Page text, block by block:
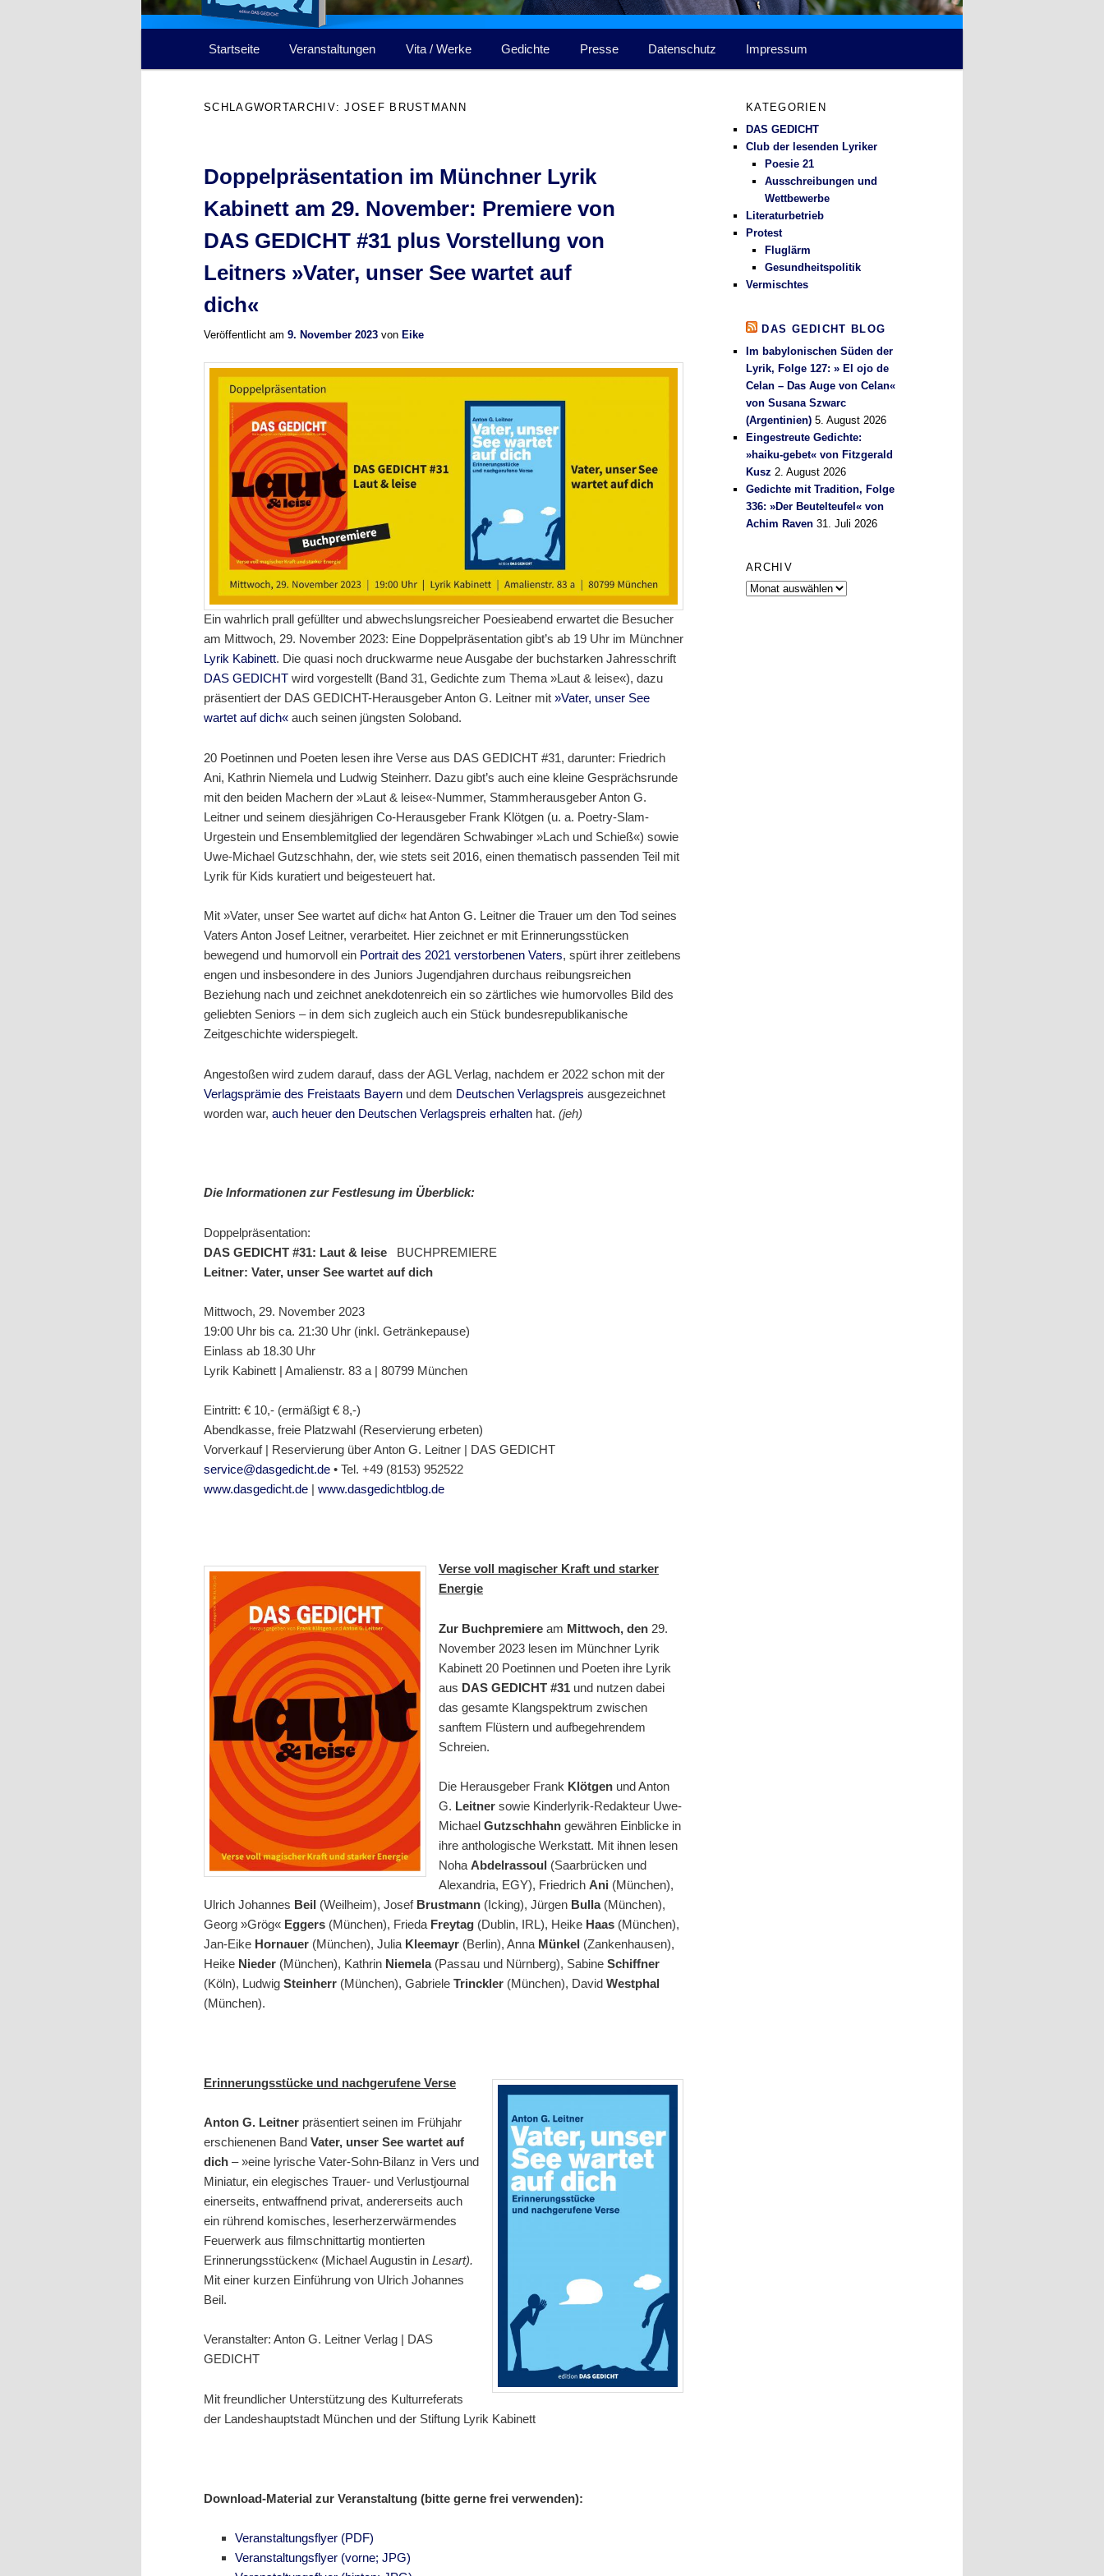
Startseite Veranstaltungen Vita / Werke Gedichte Presse Datenschutz Impressum
SCHLAGWORTARCHIV:JOSEF BRUSTMANN
Doppelpräsentation im Münchner Lyrik
Kabinett am 29. November: Premiere von
DAS GEDICHT #31 plus Vorstellung von
Leitners »Vater, unser See wartet auf
dich«
Veröffentlicht am 9. November 2023 von Eike
Ein wahrlich prall gefüllter und abwechslungsreicher Poesieabend erwartet die Besucher
am Mittwoch, 29. November 2023: Eine Doppelpräsentation gibt’s ab 19 Uhr im Münchner
Lyrik Kabinett. Die quasi noch druckwarme neue Ausgabe der buchstarken Jahresschrift
DAS GEDICHT wird vorgestellt (Band 31, Gedichte zum Thema »Laut & leise«), dazu
präsentiert der DAS GEDICHT-Herausgeber Anton G. Leitner mit »Vater, unser See
wartet auf dich« auch seinen jüngsten Soloband.
20 Poetinnen und Poeten lesen ihre Verse aus DAS GEDICHT #31, darunter: Friedrich
Ani, Kathrin Niemela und Ludwig Steinherr. Dazu gibt’s auch eine kleine Gesprächsrunde
mit den beiden Machern der »Laut & leise«-Nummer, Stammherausgeber Anton G.
Leitner und seinem diesjährigen Co-Herausgeber Frank Klötgen (u. a. Poetry-Slam-
Urgestein und Ensemblemitglied der legendären Schwabinger »Lach und Schieß«) sowie
Uwe-Michael Gutzschhahn, der, wie stets seit 2016, einen thematisch passenden Teil mit
Lyrik für Kids kuratiert und beigesteuert hat.
Mit »Vater, unser See wartet auf dich« hat Anton G. Leitner die Trauer um den Tod seines
Vaters Anton Josef Leitner, verarbeitet. Hier zeichnet er mit Erinnerungsstücken
bewegend und humorvoll ein Portrait des 2021 verstorbenen Vaters, spürt ihrer zeitlebens
engen und insbesondere in des Juniors Jugendjahren durchaus reibungsreichen
Beziehung nach und zeichnet anekdotenreich ein so zärtliches wie humorvolles Bild des
geliebten Seniors – in dem sich zugleich auch ein Stück bundesrepublikanische
Zeitgeschichte widerspiegelt.
Angestoßen wird zudem darauf, dass der AGL Verlag, nachdem er 2022 schon mit der
Verlagsprämie des Freistaats Bayern und dem Deutschen Verlagspreis ausgezeichnet
worden war, auch heuer den Deutschen Verlagspreis erhalten hat. (jeh)
Die Informationen zur Festlesung im Überblick:
Doppelpräsentation:
DAS GEDICHT #31: Laut & leise BUCHPREMIERE
Leitner: Vater, unser See wartet auf dich
Mittwoch, 29. November 2023
19:00 Uhr bis ca. 21:30 Uhr (inkl. Getränkepause)
Einlass ab 18.30 Uhr
Lyrik Kabinett | Amalienstr. 83 a | 80799 München
Eintritt: € 10,- (ermäßigt € 8,-)
Abendkasse, freie Platzwahl (Reservierung erbeten)
Vorverkauf | Reservierung über Anton G. Leitner | DAS GEDICHT
service@dasgedicht.de • Tel. +49 (8153) 952522
www.dasgedicht.de | www.dasgedichtblog.de
Verse voll magischer Kraft und starker
Energie
Zur Buchpremiere am Mittwoch, den 29.
November 2023 lesen im Münchner Lyrik
Kabinett 20 Poetinnen und Poeten ihre Lyrik
aus DAS GEDICHT #31 und nutzen dabei
das gesamte Klangspektrum zwischen
sanftem Flüstern und aufbegehrendem
Schreien.
Die Herausgeber Frank Klötgen und Anton
G. Leitner sowie Kinderlyrik-Redakteur Uwe-
Michael Gutzschhahn gewähren Einblicke in
ihre anthologische Werkstatt. Mit ihnen lesen
Noha Abdelrassoul (Saarbrücken und
Alexandria, EGY), Friedrich Ani (München),
Ulrich Johannes Beil (Weilheim), Josef Brustmann (Icking), Jürgen Bulla(München),
Georg »Grög« Eggers (München), Frieda Freytag (Dublin, IRL), Heike Haas (München),
Jan-Eike Hornauer (München), Julia Kleemayr (Berlin), Anna Münkel (Zankenhausen),
Heike Nieder (München), Kathrin Niemela(Passau und Nürnberg), Sabine Schiffner
(Köln), Ludwig Steinherr (München), Gabriele Trinckler (München), David Westphal
(München).
Erinnerungsstücke und nachgerufene Verse
Anton G. Leitner präsentiert seinen im Frühjahr
erschienenen Band Vater, unser See wartet auf
dich – »eine lyrische Vater-Sohn-Bilanz in Vers und
Miniatur, ein elegisches Trauer- und Verlustjournal
einerseits, entwaffnend privat, andererseits auch
ein rührend komisches, leserherzerwärmendes
Feuerwerk aus filmschnittartig montierten
Erinnerungsstücken« (Michael Augustin in Lesart).
Mit einer kurzen Einführung von Ulrich Johannes
Beil.
Veranstalter: Anton G. Leitner Verlag | DAS
GEDICHT
Mit freundlicher Unterstützung des Kulturreferats
der Landeshauptstadt München und der Stiftung Lyrik Kabinett
Download-Material zur Veranstaltung (bitte gerne frei verwenden):
Veranstaltungsflyer (PDF)
Veranstaltungsflyer (vorne; JPG)
KATEGORIEN
DAS GEDICHT
Club der lesenden Lyriker
Poesie 21
Ausschreibungen und
Wettbewerbe
Literaturbetrieb
Protest
Fluglärm
Gesundheitspolitik
Vermischtes
DAS GEDICHT BLOG
Im babylonischen Süden der
Lyrik, Folge 127: » El ojo de
Celan – Das Auge von Celan«
von Susana Szwarc
(Argentinien) 5. August 2026
Eingestreute Gedichte:
»haiku-gebet« von Fitzgerald
Kusz 2. August 2026
Gedichte mit Tradition, Folge
336: »Der Beutelteufel« von
Achim Raven 31. Juli 2026
ARCHIV
Archiv